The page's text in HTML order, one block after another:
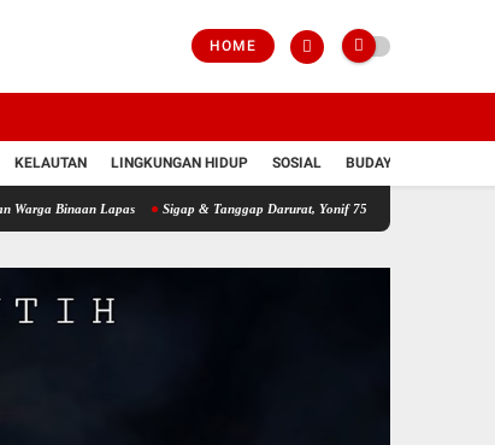
HOME
KELAUTAN LINGKUNGAN HIDUP SOSIAL BUDAYA
Lapas Sigap & Tanggap Darurat, Yonif 751/VJS Bantu Penanganan Warga